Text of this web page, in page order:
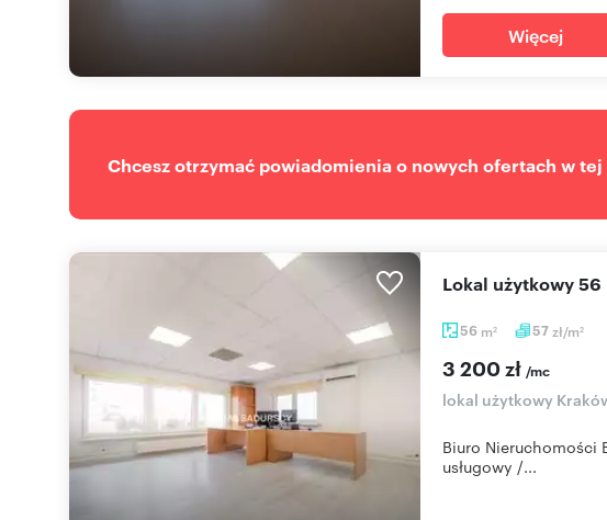
Więcej
Chcesz otrzymać powiadomienia o nowych ofertach w
56 m2 57zł/m2
Lokal użytkowy
3 200 zł /mc
lokal użytkowy
Biuro Nieruchomości
usługowy /...